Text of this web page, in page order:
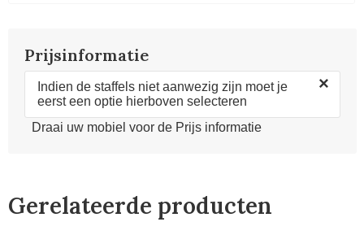
Prijsinformatie
Indien de staffels niet aanwezig zijn moet je
eerst een optie hierboven selecteren
×
Draai uw mobiel voor de Prijs informatie
Gerelateerde producten